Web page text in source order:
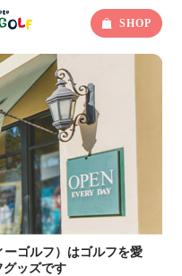
SHOP
ゴルフ）はゴルフを愛
ッズです